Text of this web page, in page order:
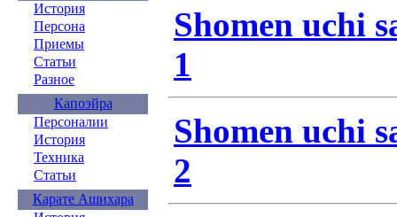
История
Персона
Приемы
Статьи
Разное
Капоэйра
Персоналии
История
Техника
Статьи
Карате Ашихара
Shomen uchi
1
Shomen uchi
2